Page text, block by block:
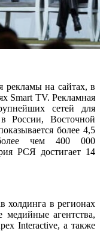
рекламы на сайтах, в
Smart TV. Рекламная
сетей для
России, Восточной
более 4,5
чем 400 000
РСЯ достигает 14
холдинга в регионах
агентства,
Interactive, а также